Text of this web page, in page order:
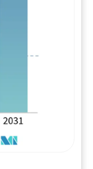
。再利用には